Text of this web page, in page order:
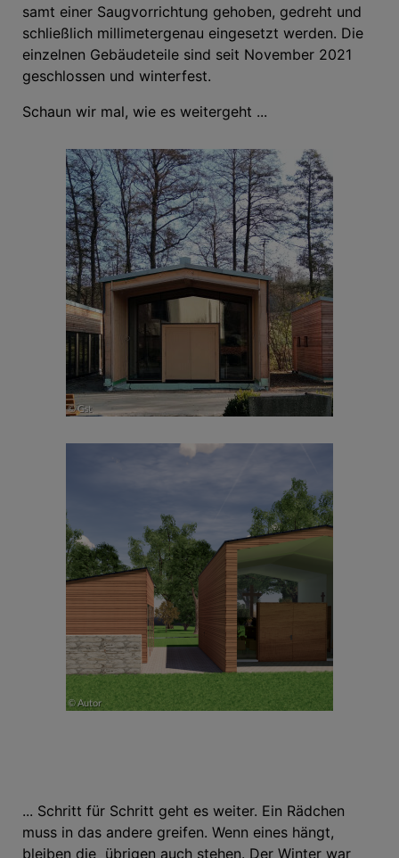
samt einer Saugvorrichtung gehoben, gedreht und
schließlich millimetergenau eingesetzt werden. Die
einzelnen Gebäudeteile sind seit November 2021
geschlossen und winterfest.
Schaun wir mal, wie es weitergeht ...
... Schritt für Schritt geht es weiter. Ein Rädchen
muss in das andere greifen. Wenn eines hängt,
bleiben die übrigen auch stehen. Der Winter war